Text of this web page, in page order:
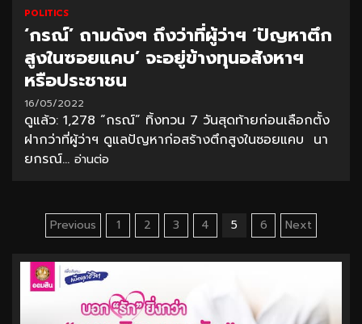
POLITICS
‘กรณ์’ ถามดังๆ ถึงว่าที่ผู้ว่าฯ ‘ปัญหาตึก
สูงในซอยแคบ’ จะอยู่ข้างทุนอสังหาฯ
หรือประชาชน
16/05/2022
ดูแล้ว: 1,278 “กรณ์” ทิ้งทวน 7 วันสุดท้ายก่อนเลือกตั้ง
ฝากว่าที่ผู้ว่าฯ ดูแลปัญหาก่อสร้างตึกสูงในซอยแคบ นา
ยกรณ์... อ่านต่อ
Posts
pagination
Previous 1 2 3 4 5 6 Next